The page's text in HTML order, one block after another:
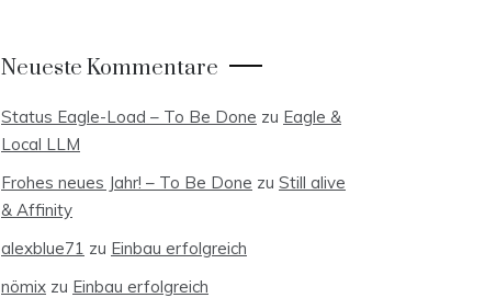
Neueste Kommentare
Status Eagle-Load – To Be Done zu Eagle &
Local LLM
Frohes neues Jahr! – To Be Done zu Still alive
& Affinity
alexblue71 zu Einbau erfolgreich
nömix zu Einbau erfolgreich